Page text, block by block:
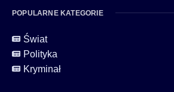
POPULARNE KATEGORIE
Świat
Polityka
Kryminał